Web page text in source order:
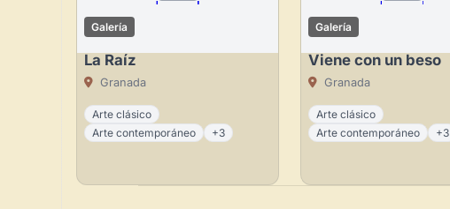
Galería
La Raíz
Granada
Arte clásico
Arte contemporáneo
+3
Galería
Viene con un beso
Granada
Arte clásico
Arte contemporáneo
+3